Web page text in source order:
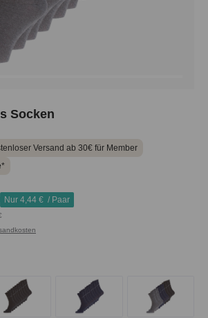
Socken
Versand ab 30€ für Member
Nur 4,44 € / Paar